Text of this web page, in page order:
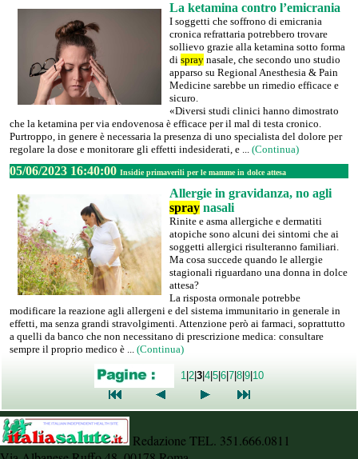
La ketamina contro l’emicrania
I soggetti che soffrono di emicrania
cronica refrattaria potrebbero trovare
sollievo grazie alla ketamina sotto forma
di spray nasale, che secondo uno studio
apparso su Regional Anesthesia & Pain
Medicine sarebbe un rimedio efficace e
sicuro.
«Diversi studi clinici hanno dimostrato
che la ketamina per via endovenosa è efficace per il mal di testa cronico.
Purtroppo, in genere è necessaria la presenza di uno specialista del dolore per
regolare la dose e monitorare gli effetti indesiderati, e ... (Continua)
05/06/2023 16:40:00 Insidie primaverili per le mamme in dolce attesa
Allergie in gravidanza, no agli
spray nasali
Rinite e asma allergiche e dermatiti
atopiche sono alcuni dei sintomi che ai
soggetti allergici risulteranno familiari.
Ma cosa succede quando le allergie
stagionali riguardano una donna in dolce
attesa?
La risposta ormonale potrebbe
modificare la reazione agli allergeni e del sistema immunitario in generale in
effetti, ma senza grandi stravolgimenti. Attenzione però ai farmaci, soprattutto
a quelli da banco che non necessitano di prescrizione medica: consultare
sempre il proprio medico è ... (Continua)
1 |2|3|4|5|6|7|8|9|10
Redazione TEL. 351.666.0811